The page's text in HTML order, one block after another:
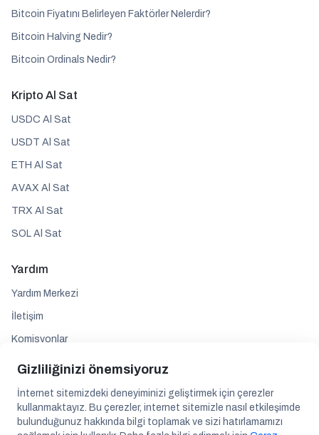
Bitcoin Fiyatını Belirleyen Faktörler Nelerdir?
Bitcoin Halving Nedir?
Bitcoin Ordinals Nedir?
Kripto Al Sat
USDC Al Sat
USDT Al Sat
ETH Al Sat
AVAX Al Sat
TRX Al Sat
SOL Al Sat
Yardım
Yardım Merkezi
İletişim
Komisyonlar
Takip edin
Gizliliğinizi önemsiyoruz
İnternet sitemizdeki deneyiminizi geliştirmek için çerezler
kullanmaktayız. Bu çerezler, internet sitemizle nasıl etkileşimde
bulunduğunuz hakkında bilgi toplamak ve sizi hatırlamamızı